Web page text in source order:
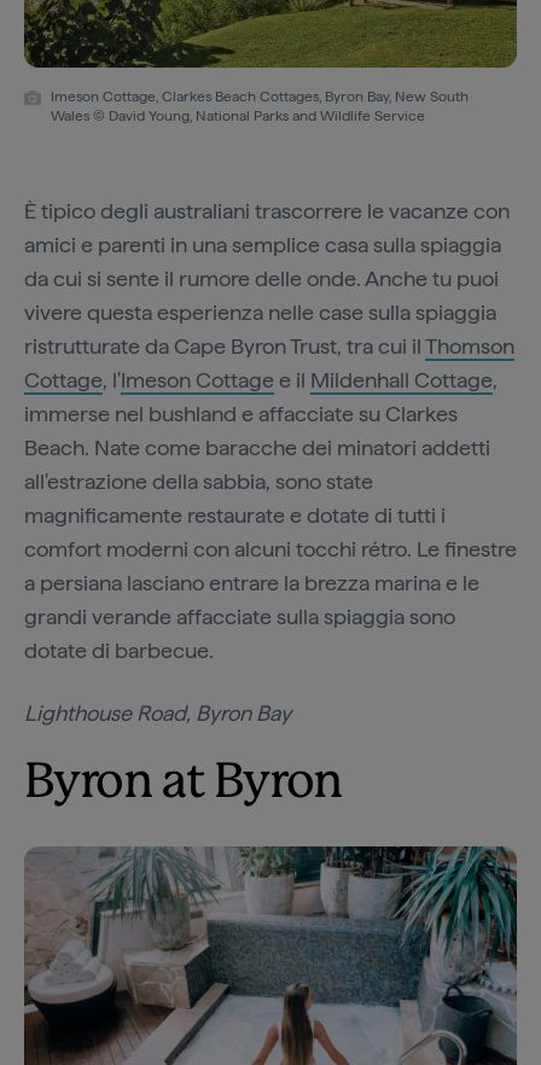
Imeson Cottage, Clarkes Beach Cottages, Byron Bay, New South
Wales © David Young, National Parks and Wildlife Service
È tipico degli australiani trascorrere le vacanze con
amici e parenti in una semplice casa sulla spiaggia
da cui si sente il rumore delle onde. Anche tu puoi
vivere questa esperienza nelle case sulla spiaggia
ristrutturate da Cape Byron Trust, tra cui ilThomson
Cottage, l'Imeson Cottage e il Mildenhall Cottage,
immerse nel bushland e affacciate su Clarkes
Beach. Nate come baracche dei minatori addetti
all'estrazione della sabbia, sono state
magnificamente restaurate e dotate di tutti i
comfort moderni con alcuni tocchi rétro. Le finestre
a persiana lasciano entrare la brezza marina e le
grandi verande affacciate sulla spiaggia sono
dotate di barbecue.
Lighthouse Road, Byron Bay
Byron at Byron